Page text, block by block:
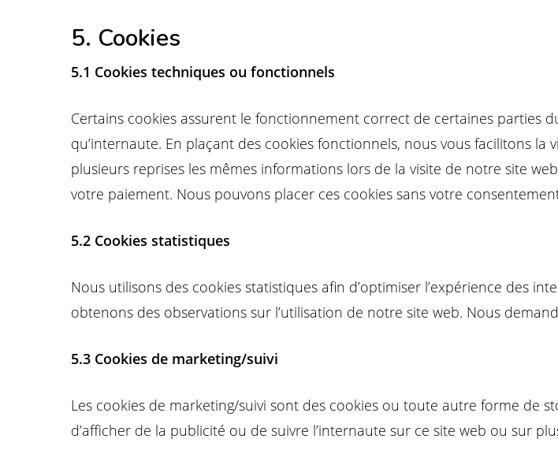
5. Cookies
5.1 Cookies techniques ou fonctionnels
Certains cookies assurent le fonctionnement correct de certaines parties
qu’internaute. En plaçant des cookies fonctionnels, nous vous facilitons la
plusieurs reprises les mêmes informations lors de la visite de notre site
votre paiement. Nous pouvons placer ces cookies sans votre
5.2 Cookies statistiques
Nous utilisons des cookies statistiques afin d’optimiser l’expérience des
obtenons des observations sur l’utilisation de notre site web. Nous
5.3 Cookies de marketing/suivi
Les cookies de marketing/suivi sont des cookies ou toute autre forme de
d’afficher de la publicité ou de suivre l’internaute sur ce site web ou sur